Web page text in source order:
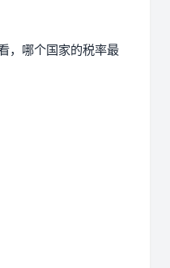
，哪个国家的税率最